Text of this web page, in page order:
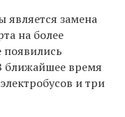
замена
на более
появились
ближайшее время
и три